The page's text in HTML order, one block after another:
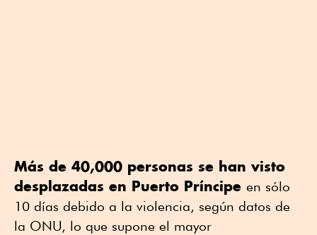
Más de 40,000 personas se han visto
desplazadas en Puerto Príncipe en sólo
10 días debido a la violencia, según datos de
la ONU, lo que supone el mayor